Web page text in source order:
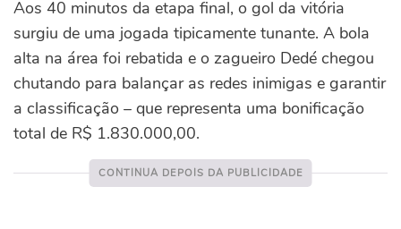
Aos 40 minutos da etapa final, o gol da vitória
surgiu de uma jogada tipicamente tunante. A bola
alta na área foi rebatida e o zagueiro Dedé chegou
chutando para balançar as redes inimigas e garantir
a classificação – que representa uma bonificação
total de R$ 1.830.000,00.